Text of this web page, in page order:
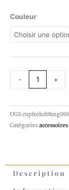
Couleur
-
quantité
de
Pétales
roses
,
fleurs
pièces
+
UGS
Catégories
Description